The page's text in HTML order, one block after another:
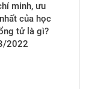
minh, ưu
của học
tử là gì?
2022